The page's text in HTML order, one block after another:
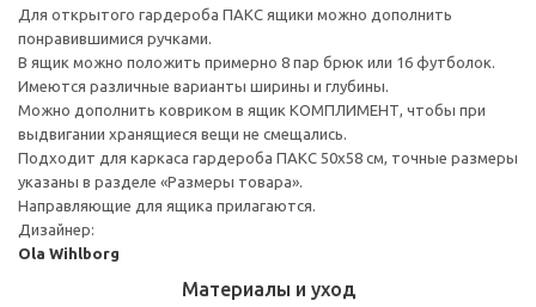
Для открытого гардероба ПАКС ящики можно дополнить
понравившимися ручками.
В ящик можно положить примерно 8 пар брюк или 16 футболок.
Имеются различные варианты ширины и глубины.
Можно дополнить ковриком в ящик КОМПЛИМЕНТ, чтобы при
выдвигании хранящиеся вещи не смещались.
Подходит для каркаса гардероба ПАКС 50x58 см, точные размеры
указаны в разделе «Размеры товара».
Направляющие для ящика прилагаются.
Дизайнер:
Ola Wihlborg
Материалы и уход